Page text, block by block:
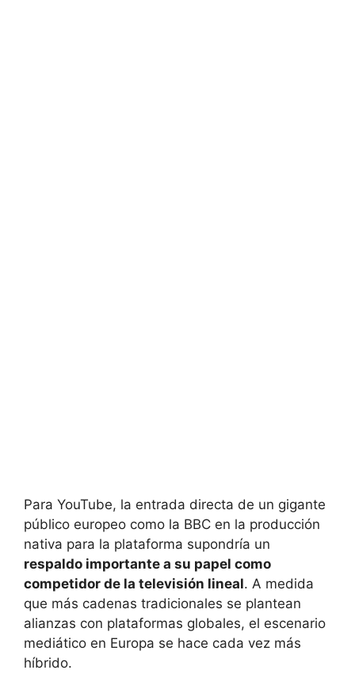
Para YouTube, la entrada directa de un gigante
público europeo como la BBC en la producción
nativa para la plataforma supondría un
respaldo importante a su papel como
competidor de la televisión lineal. A medida
que más cadenas tradicionales se plantean
alianzas con plataformas globales, el escenario
mediático en Europa se hace cada vez más
híbrido.